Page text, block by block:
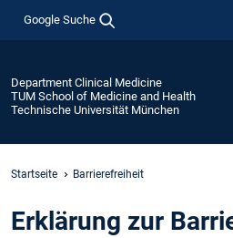
Google Suche
Department Clinical Medicine
TUM School of Medicine and Health
Technische Universität München
Startseite Barrierefreiheit
Erklärung zur